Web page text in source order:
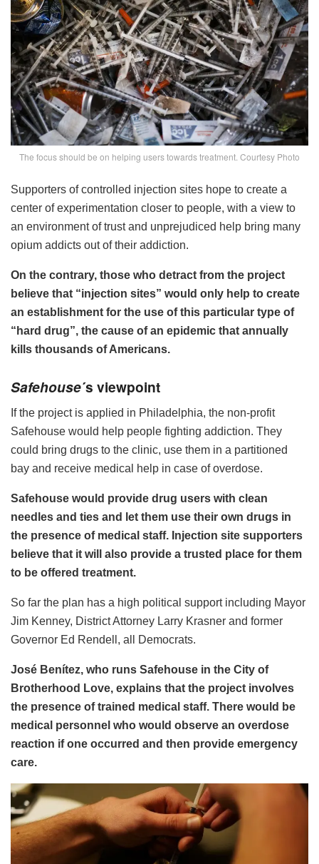
The focus should be on helping users towards treatment. Courtesy Photo
Supporters of controlled injection sites hope to create a
center of experimentation closer to people, with a view to
an environment of trust and unprejudiced help bring many
opium addicts out of their addiction.
On the contrary, those who detract from the project
believe that “injection sites” would only help to create
an establishment for the use of this particular type of
“hard drug”, the cause of an epidemic that annually
kills thousands of Americans.
Safehouse´s viewpoint
If the project is applied in Philadelphia, the non-profit
Safehouse would help people fighting addiction. They
could bring drugs to the clinic, use them in a partitioned
bay and receive medical help in case of overdose.
Safehouse would provide drug users with clean
needles and ties and let them use their own drugs in
the presence of medical staff. Injection site supporters
believe that it will also provide a trusted place for them
to be offered treatment.
So far the plan has a high political support including Mayor
Jim Kenney, District Attorney Larry Krasner and former
Governor Ed Rendell, all Democrats.
José Benítez, who runs Safehouse in the City of
Brotherhood Love, explains that the project involves
the presence of trained medical staff. There would be
medical personnel who would observe an overdose
reaction if one occurred and then provide emergency
care.